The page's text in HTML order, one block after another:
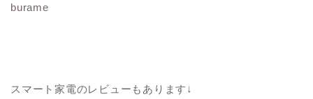
burame
スマート家電のレビューもあります↓